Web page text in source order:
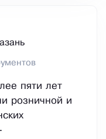
пяти лет
розничной и